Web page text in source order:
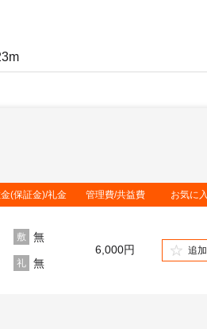
(保証金)/礼金 管理費/共益費 お気に
敷 無
礼 無
6,000円 追加